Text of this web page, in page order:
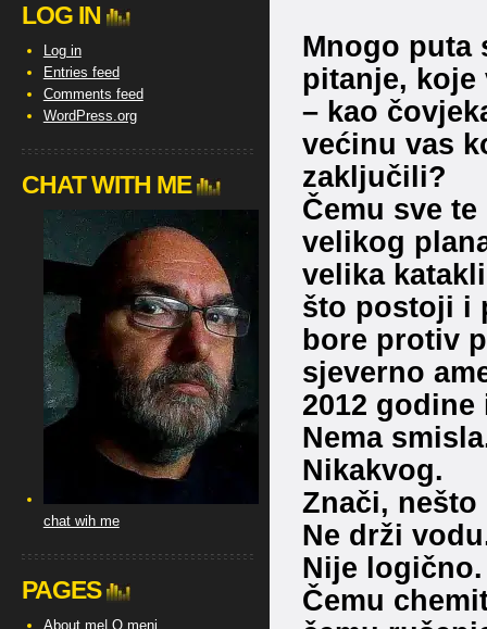
Mnogo puta
pitanje, koje
– kao
većinu vas
zaključili?
Čemu sve
velikog
velika
što postoji i
bore protiv
sjeverno
2012
Nema
Nikakvog.
Znači,
Ne drži
Nije logično.
Čemu
LOG IN
Log in
Entries feed
Comments feed
WordPress.org
CHAT WITH ME
chat wih me
PAGES
About me| O meni